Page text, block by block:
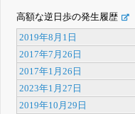
高額な逆日歩の発生履歴
2019年8月1日
2017年7月26日
2017年1月26日
2023年1月27日
2019年10月29日